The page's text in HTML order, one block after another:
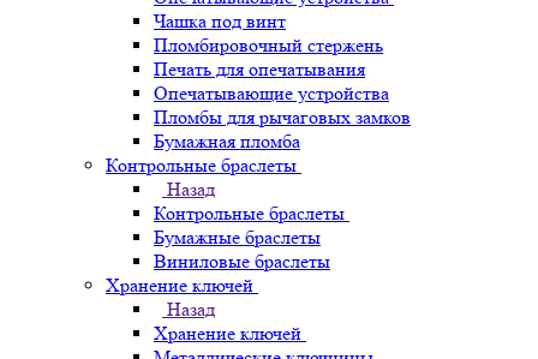
Чашка под винт
Пломбировочный стержень
Печать для опечатывания
Опечатывающие устройства
Пломбы для рычаговых замков
Бумажная пломба
Контрольные браслеты
Назад
Контрольные браслеты
Бумажные браслеты
Виниловые браслеты
Хранение ключей
Назад
Хранение ключей